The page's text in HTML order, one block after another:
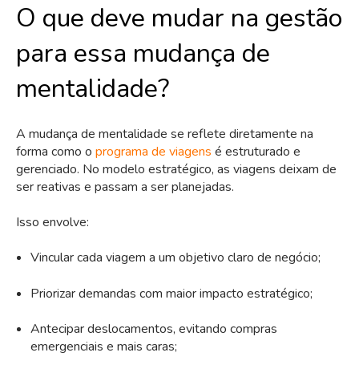
O que deve mudar na gestão
para essa mudança de
mentalidade?
A mudança de mentalidade se reflete diretamente na
forma como o programa de viagens é estruturado e
gerenciado. No modelo estratégico, as viagens deixam de
ser reativas e passam a ser planejadas.
Isso envolve:
Vincular cada viagem a um objetivo claro de negócio;
Priorizar demandas com maior impacto estratégico;
Antecipar deslocamentos, evitando compras
emergenciais e mais caras;